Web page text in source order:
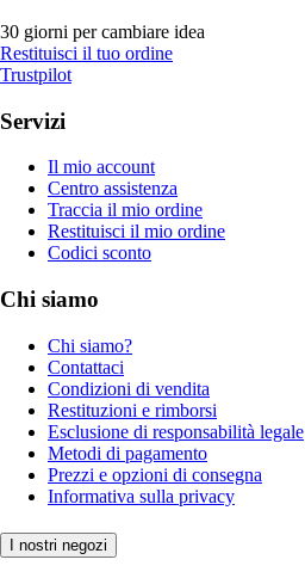
30 giorni per cambiare idea
Restituisci il tuo ordine
Trustpilot
Servizi
Il mio account
Centro assistenza
Traccia il mio ordine
Restituisci il mio ordine
Codici sconto
Chi siamo
Chi siamo?
Contattaci
Condizioni di vendita
Restituzioni e rimborsi
Esclusione di responsabilità legale
Metodi di pagamento
Prezzi e opzioni di consegna
Informativa sulla privacy
I nostri negozi